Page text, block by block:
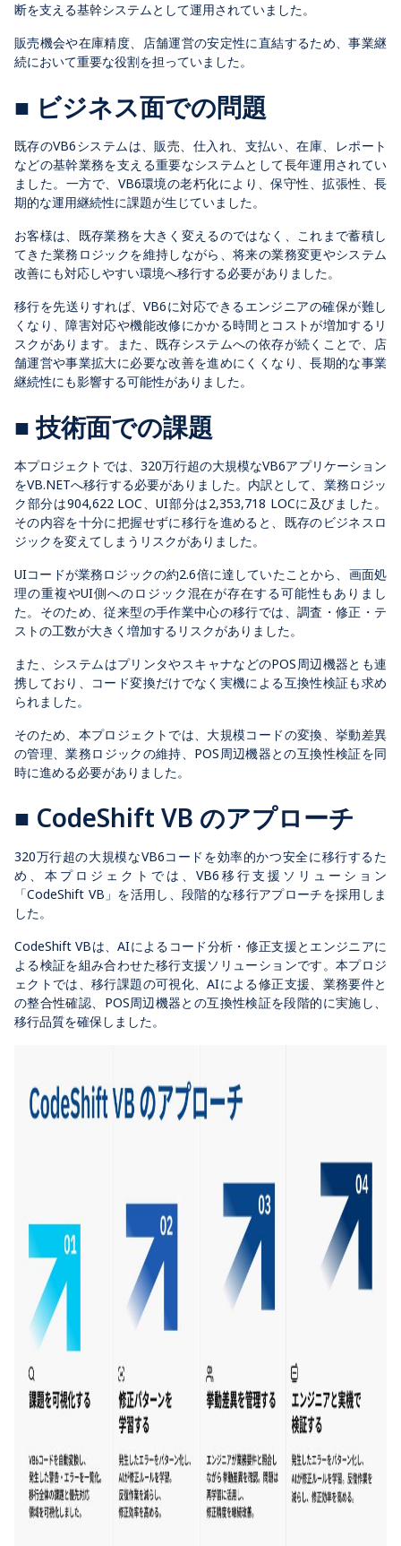
断を支える基幹システムとして運用されていました。
販売機会や在庫精度、店舗運営の安定性に直結するため、事業継
続において重要な役割を担っていました。
■ ビジネス面での問題
既存のVB6システムは、販売、仕入れ、支払い、在庫、レポート
などの基幹業務を支える重要なシステムとして長年運用されてい
ました。一方で、VB6環境の老朽化により、保守性、拡張性、長
期的な運用継続性に課題が生じていました。
お客様は、既存業務を大きく変えるのではなく、これまで蓄積し
てきた業務ロジックを維持しながら、将来の業務変更やシステム
改善にも対応しやすい環境へ移行する必要がありました。
移行を先送りすれば、VB6に対応できるエンジニアの確保が難し
くなり、障害対応や機能改修にかかる時間とコストが増加するリ
スクがあります。また、既存システムへの依存が続くことで、店
舗運営や事業拡大に必要な改善を進めにくくなり、長期的な事業
継続性にも影響する可能性がありました。
■ 技術面での課題
本プロジェクトでは、320万行超の大規模なVB6アプリケーション
をVB.NETへ移行する必要がありました。内訳として、業務ロジッ
ク部分は904,622 LOC、UI部分は2,353,718 LOCに及びました。
その内容を十分に把握せずに移行を進めると、既存のビジネスロ
ジックを変えてしまうリスクがありました。
UIコードが業務ロジックの約2.6倍に達していたことから、画面処
理の重複やUI側へのロジック混在が存在する可能性もありまし
た。そのため、従来型の手作業中心の移行では、調査・修正・テ
ストの工数が大きく増加するリスクがありました。
また、システムはプリンタやスキャナなどのPOS周辺機器とも連
携しており、コード変換だけでなく実機による互換性検証も求め
られました。
そのため、本プロジェクトでは、大規模コードの変換、挙動差異
の管理、業務ロジックの維持、POS周辺機器との互換性検証を同
時に進める必要がありました。
■ CodeShift VB のアプローチ
320万行超の大規模なVB6コードを効率的かつ安全に移行するた
め、本プロジェクトでは、VB6移行支援ソリューション
「CodeShift VB」を活用し、段階的な移行アプローチを採用しま
した。
CodeShift VBは、AIによるコード分析・修正支援とエンジニアに
よる検証を組み合わせた移行支援ソリューションです。本プロジ
ェクトでは、移行課題の可視化、AIによる修正支援、業務要件と
の整合性確認、POS周辺機器との互換性検証を段階的に実施し、
移行品質を確保しました。